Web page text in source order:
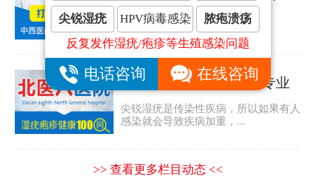
大连治疗尖锐湿疣哪里效果好
大连哪家尖锐湿疣医院专业
尖锐湿疣是传染性疾病，所以如果有人
感染就会导致疾病加重，...
>> 查看更多栏目动态 <<
尖锐湿疣 HPV病毒感染
脓疱溃疡
反复发作湿疣/疱疹等生殖感染问题
电话咨询 在线咨询